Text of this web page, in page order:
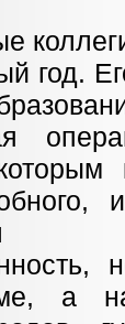
год.
а